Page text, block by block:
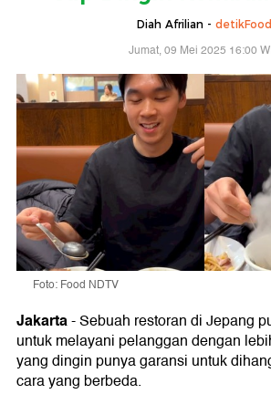
Diah Afrilian - detikFood
Jumat, 09 Mei 2025 16:00
Foto: Food NDTV
Jakarta-Sebuah restoran di Jepang
untuk melayani pelanggan dengan
yang dingin punya garansi untuk
cara yang berbeda.